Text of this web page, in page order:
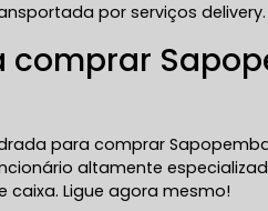
por serviços delivery.
comprar
para comprar
altamente
Ligue agora mesmo!